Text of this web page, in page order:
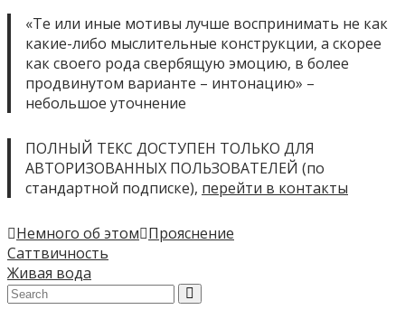
«Те или иные мотивы лучше воспринимать не как
какие-либо мыслительные конструкции, а скорее
как своего рода свербящую эмоцию, в более
продвинутом варианте – интонацию» –
небольшое уточнение
ПОЛНЫЙ ТЕКС ДОСТУПЕН ТОЛЬКО ДЛЯ
АВТОРИЗОВАННЫХ ПОЛЬЗОВАТЕЛЕЙ (по
стандартной подписке), перейти в контакты
Немного об этом Прояснение
Навигация
по
записям
Саттвичность
Живая вода